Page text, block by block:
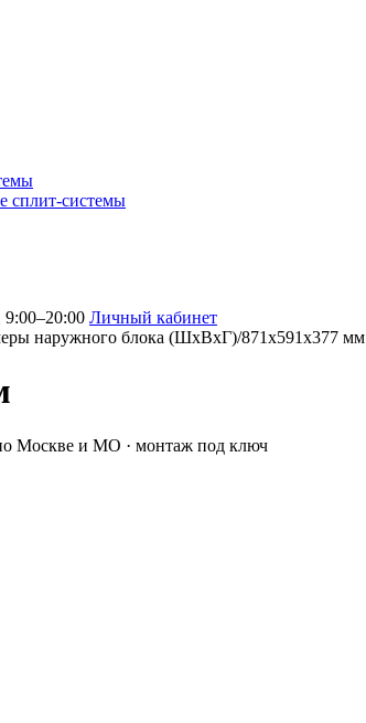
системы
Личный кабинет
наружного блока (ШxВxГ)/871x591x377 мм
Москве и МО · монтаж под ключ